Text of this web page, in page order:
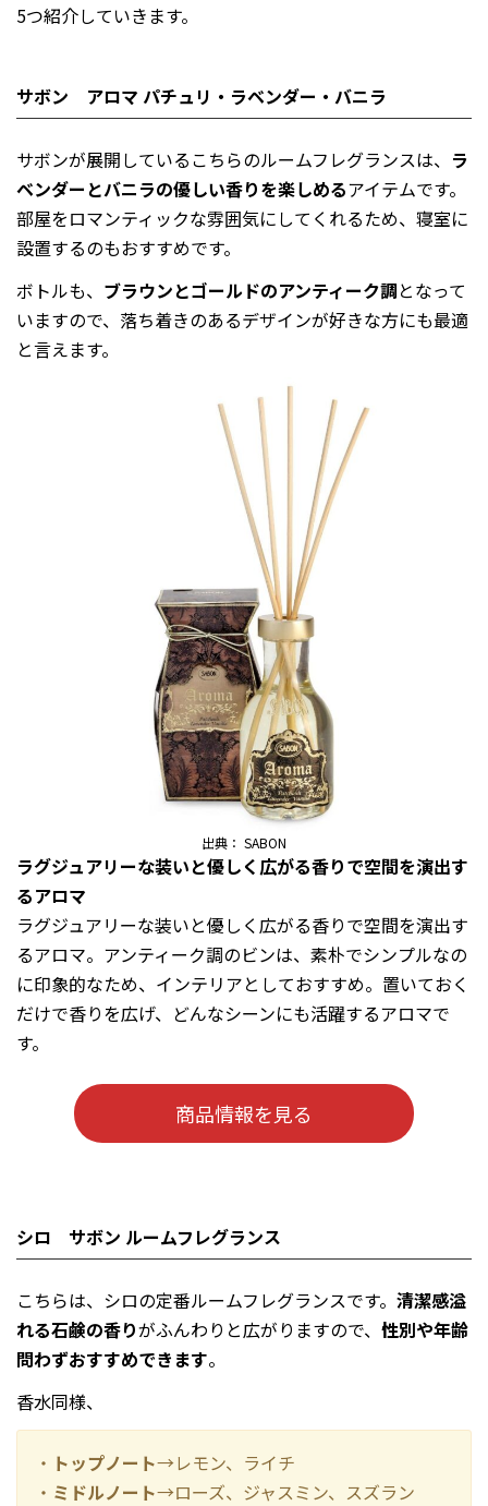
5つ紹介していきます。
サボン アロマ パチュリ・ラベンダー・バニラ
サボンが展開しているこちらのルームフレグランスは、 ラ
ベンダーとバニラの優しい香りを楽しめるアイテムです。
部屋をロマンティックな雰囲気にしてくれるため、寝室に
設置するのもおすすめです。
ボトルも、 ブラウンとゴールドのアンティーク調となって
いますので、落ち着きのあるデザインが好きな方にも最適
と言えます。
出典： SABON
ラグジュアリーな装いと優しく広がる香りで空間を演出す
るアロマ
ラグジュアリーな装いと優しく広がる香りで空間を演出す
るアロマ。アンティーク調のビンは、素朴でシンプルなの
に印象的なため、インテリアとしておすすめ。置いておく
だけで香りを広げ、どんなシーンにも活躍するアロマで
す。
商品情報を見る
シロ サボン ルームフレグランス
こちらは、シロの定番ルームフレグランスです。 清潔感溢
れる石鹸の香りがふんわりと広がりますので、 性別や年齢
問わずおすすめできます。
香水同様、
・ トップノート→レモン、ライチ
・ ミドルノート→ローズ、ジャスミン、スズラン